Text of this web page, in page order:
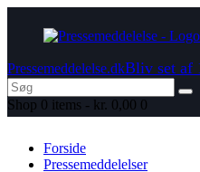
Pressemeddelelse.dkBliv set af
Shop 0 items - kr. 0,00 0
Forside
Pressemeddelelser